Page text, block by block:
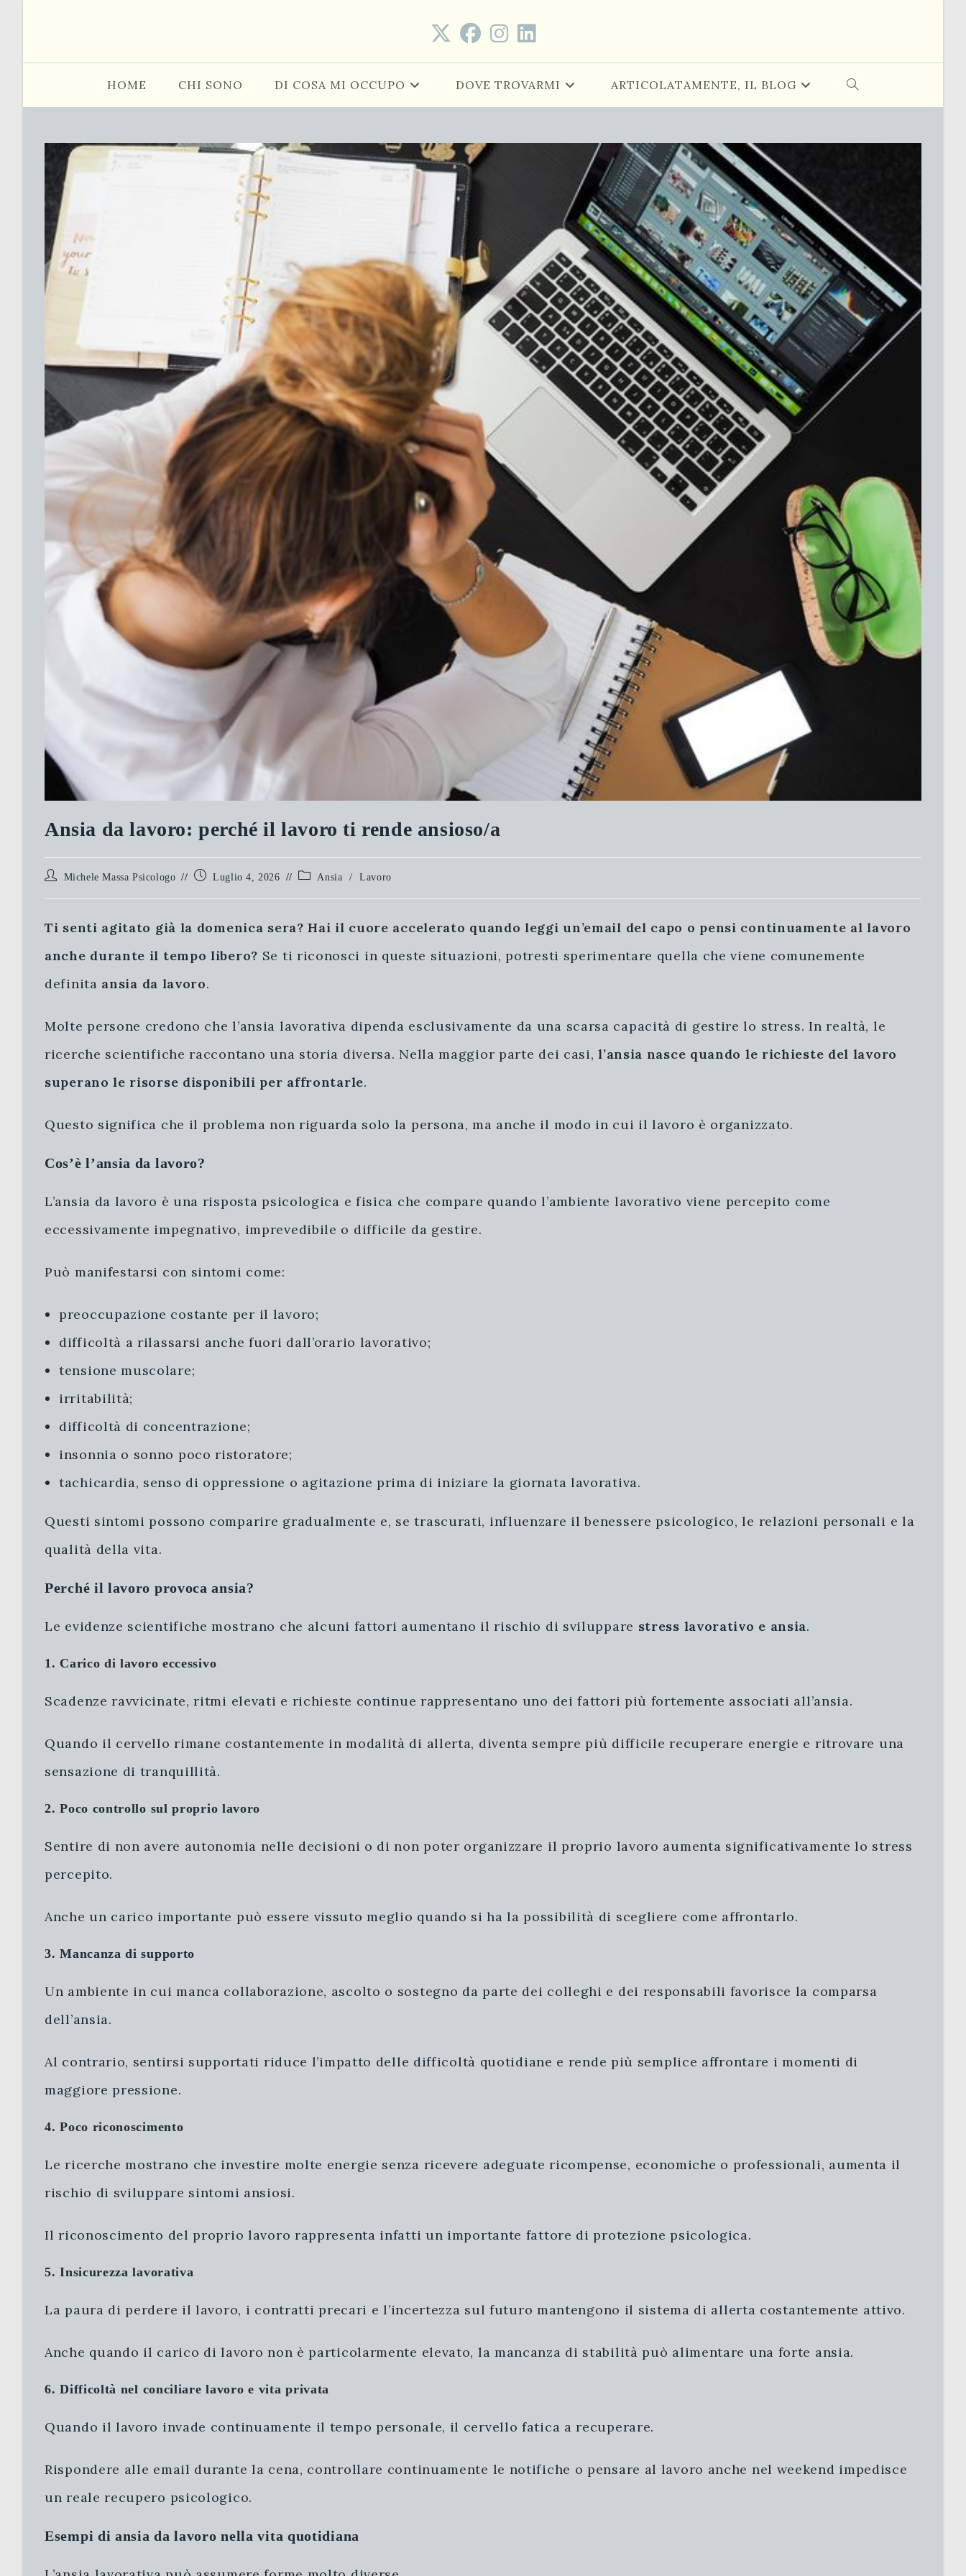
HOME CHI SONO DI COSA MI OCCUPO DOVE TROVARMI ARTICOLATAMENTE, IL BLOG ATTIVA/DISATTIVA
SITO
WEB
Ansia da lavoro: perché il lavoro ti rende ansioso/a
AutoreMichele Massa Psicologo
ArticoloLuglio 4, 2026
Categoria
Ansia / Lavoro
Ti senti agitato già la domenica sera? Hai il cuore accelerato quando leggi un’email del capo o pensi continuamente al lavoro
anche durante il tempo libero? Se ti riconosci in queste situazioni, potresti sperimentare quella che viene comunemente
definita ansia da lavoro.
Molte persone credono che l’ansia lavorativa dipenda esclusivamente da una scarsa capacità di gestire lo stress. In realtà, le
ricerche scientifiche raccontano una storia diversa. Nella maggior parte dei casi,l’ansia nasce quando le richieste del lavoro
superano le risorse disponibili per affrontarle.
Questo significa che il problema non riguarda solo la persona, ma anche il modo in cui il lavoro è organizzato.
Cos’è l’ansia da lavoro?
L’ansia da lavoro è una risposta psicologica e fisica che compare quando l’ambiente lavorativo viene percepito come
eccessivamente impegnativo, imprevedibile o difficile da gestire.
Può manifestarsi con sintomi come:
preoccupazione costante per il lavoro;
difficoltà a rilassarsi anche fuori dall’orario lavorativo;
tensione muscolare;
irritabilità;
difficoltà di concentrazione;
insonnia o sonno poco ristoratore;
tachicardia, senso di oppressione o agitazione prima di iniziare la giornata lavorativa.
Questi sintomi possono comparire gradualmente e, se trascurati, influenzare il benessere psicologico, le relazioni personali e la
qualità della vita.
Perché il lavoro provoca ansia?
Le evidenze scientifiche mostrano che alcuni fattori aumentano il rischio di sviluppare stress lavorativo e ansia.
1. Carico di lavoro eccessivo
Scadenze ravvicinate, ritmi elevati e richieste continue rappresentano uno dei fattori più fortemente associati all’ansia.
Quando il cervello rimane costantemente in modalità di allerta, diventa sempre più difficile recuperare energie e ritrovare una
sensazione di tranquillità.
2. Poco controllo sul proprio lavoro
Sentire di non avere autonomia nelle decisioni o di non poter organizzare il proprio lavoro aumenta significativamente lo stress
percepito.
Anche un carico importante può essere vissuto meglio quando si ha la possibilità di scegliere come affrontarlo.
3. Mancanza di supporto
Un ambiente in cui manca collaborazione, ascolto o sostegno da parte dei colleghi e dei responsabili favorisce la comparsa
dell’ansia.
Al contrario, sentirsi supportati riduce l’impatto delle difficoltà quotidiane e rende più semplice affrontare i momenti di
maggiore pressione.
4. Poco riconoscimento
Le ricerche mostrano che investire molte energie senza ricevere adeguate ricompense, economiche o professionali, aumenta il
rischio di sviluppare sintomi ansiosi.
Il riconoscimento del proprio lavoro rappresenta infatti un importante fattore di protezione psicologica.
5. Insicurezza lavorativa
La paura di perdere il lavoro, i contratti precari e l’incertezza sul futuro mantengono il sistema di allerta costantemente attivo.
Anche quando il carico di lavoro non è particolarmente elevato, la mancanza di stabilità può alimentare una forte ansia.
6. Difficoltà nel conciliare lavoro e vita privata
Quando il lavoro invade continuamente il tempo personale, il cervello fatica a recuperare.
Rispondere alle email durante la cena, controllare continuamente le notifiche o pensare al lavoro anche nel weekend impedisce
un reale recupero psicologico.
Esempi di ansia da lavoro nella vita quotidiana